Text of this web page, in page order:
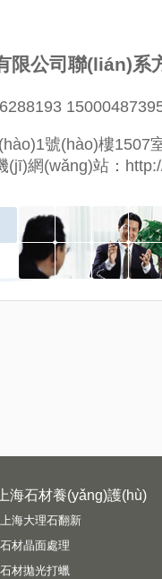
限公司聯(lián)系
號(hào)樓1507
網(wǎng)站：
上海石材養(yǎng)護(hù)
上海大理石翻新
石材晶面處理
石材拋光打蠟